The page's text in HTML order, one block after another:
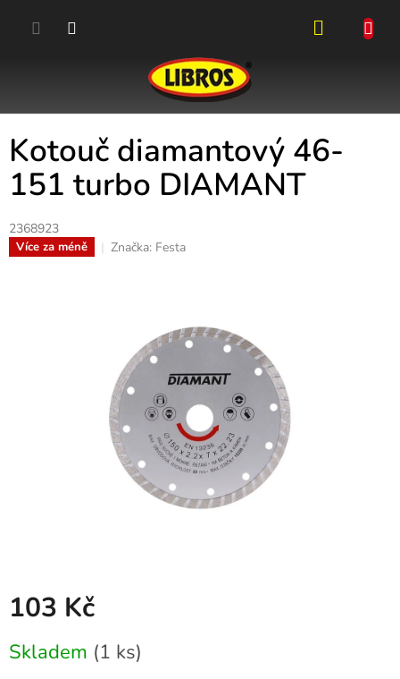
Kotouč diamantový 46-
151 turbo DIAMANT
2368923
Více za méně Značka: Festa
103 Kč
cena:
Skladem (1 ks)